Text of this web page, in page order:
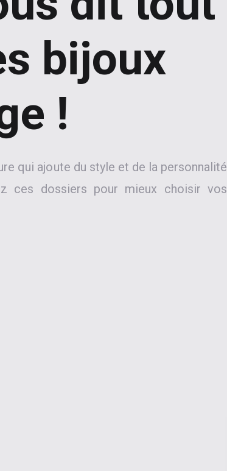
bijoux
!
qui ajoute du style et de la personnalité
ces dossiers pour mieux choisir vos